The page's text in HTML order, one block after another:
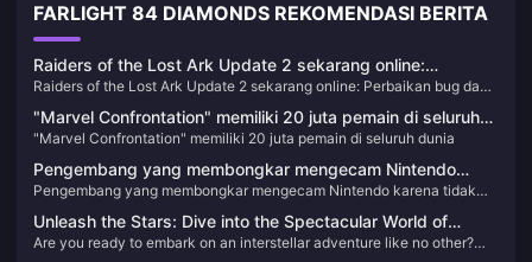
FARLIGHT 84 DIAMONDS REKOMENDASI BERITA
Raiders of the Lost Ark Update 2 sekarang online:
Perbaikan bug dan peningkatan pada masalah
pencahayaan Xbox
Raiders of the Lost Ark Update 2 sekarang online: Perbaikan bug dan
"Marvel Confrontation" memiliki 20 juta pemain di seluruh
dunia
"Marvel Confrontation" memiliki 20 juta pemain di seluruh dunia
Pengembang yang membongkar mengecam Nintendo
karena tidak melakukan apa pun terhadap tiruan jelek di
toko
Pengembang yang membongkar mengecam Nintendo karena tidak
Unleash the Stars: Dive into the Spectacular World of
Honkai: Star Rail!
Are you ready to embark on an interstellar adventure like no other?